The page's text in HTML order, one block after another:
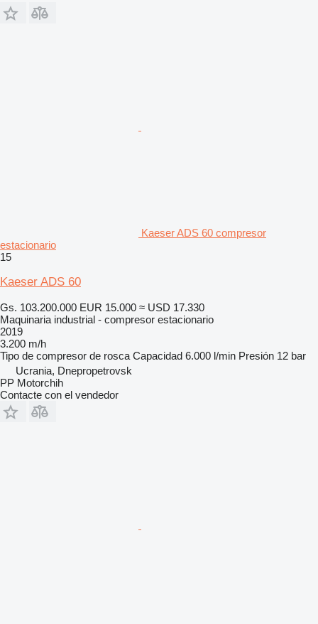
Kaeser ADS 60 compresor
estacionario
15
Kaeser ADS 60
Gs. 103.200.000 EUR 15.000 ≈ USD 17.330
Maquinaria industrial - compresor estacionario
2019
3.200 m/h
Tipo de compresor de rosca Capacidad 6.000 l/min Presión 12 bar
Ucrania, Dnepropetrovsk
PP Motorchih
Contacte con el vendedor